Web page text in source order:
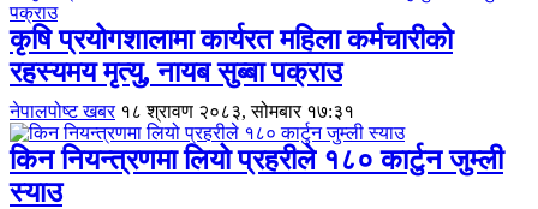
कृषि प्रयोगशालामा कार्यरत महिला कर्मचारीको
रहस्यमय मृत्यु, नायब सुब्बा पक्राउ
नेपालपोष्ट खबर १८ श्रावण २०८३, सोमबार १७:३१
किन नियन्त्रणमा लियो प्रहरीले १८० कार्टुन जुम्ली
स्याउ